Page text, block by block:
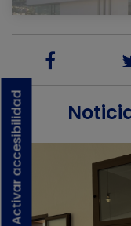
Activar accesibilidad